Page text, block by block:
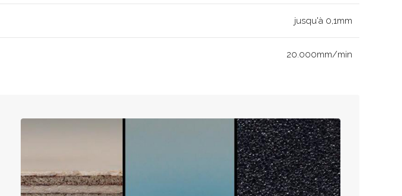
jusqu'à 0,1mm
20.000mm/min